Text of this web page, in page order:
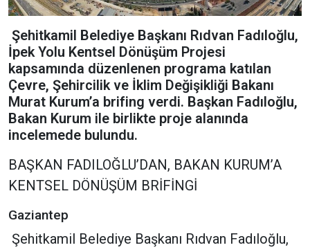
Şehitkamil Belediye Başkanı Rıdvan Fadıloğlu,
İpek Yolu Kentsel Dönüşüm Projesi
kapsamında düzenlenen programa katılan
Çevre, Şehircilik ve İklim Değişikliği Bakanı
Murat Kurum’a brifing verdi. Başkan Fadıloğlu,
Bakan Kurum ile birlikte proje alanında
incelemede bulundu.
BAŞKAN FADILOĞLU’DAN, BAKAN KURUM’A
KENTSEL DÖNÜŞÜM BRİFİNGİ
Gaziantep
Şehitkamil Belediye Başkanı Rıdvan Fadıloğlu,